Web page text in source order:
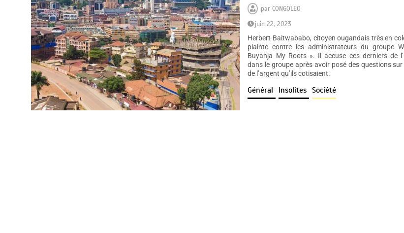
parCONGOLEO
juin 22, 2023
Herbert Baitwababo, citoyen ougandais très en
plainte contre les administrateurs du groupe
Buyanja My Roots ». Il accuse ces derniers de
dans le groupe après avoir posé des questions sur
de l’argent qu’ils cotisaient.
Général Insolites Société